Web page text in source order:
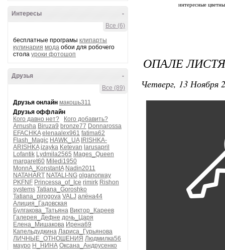
-
Интересы
Все (6)
бесплатные програмы клипарты
кулинария мода обои для робочего
стола уроки фотошоп
-
Друзья
Все (89)
Друзья онлайн макошь311
Друзья оффлайн
Кого давно нет?
Кого добавить?
Arnusha Biruza9 bronze77 Donnarossa
EFACHKA elenaalex961 fatima62
Flash_Magic HAWK_UA IRISHKA-
ARISHKA jzayka Ketevan larusapril
Lofantik Lydmila2565 Mages_Queen
margaret60 Miledi1950
MonnA_KonstantA Nadin2011
NATAHART NATALI-NG olganorway
PKFNF Princessa_of_Ice rimirk Rishon
systems Tatiana_Goroshko
Tatiana_pirogova VALJ алёна44
Алиция_Гадовская
Булгакова_Татьяна Виктор_Кареев
Галерея_Дефне дочь_Царя
Елена_Мишакова Ирена69
Капельдудкина Лариса_Гурьянова
ЛИЧНЫЕ_ОТНОШЕНИЯ Людмилка56
мауро Н_НИНА Оксана_Андрусенко
интересные
ОПАЛЕ
Четверг, 13 Ноября